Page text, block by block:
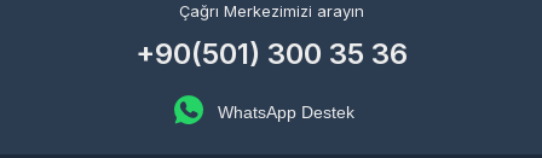
Çağrı Merkezimizi arayın
+90(501) 300 35 36
WhatsApp Destek